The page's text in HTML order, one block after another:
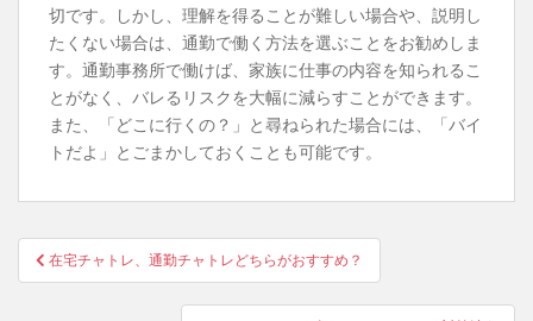
切です。しかし、理解を得ることが難しい場合や、説明し
たくない場合は、通勤で働く方法を選ぶことをお勧めしま
す。通勤事務所で働けば、家族に仕事の内容を知られるこ
とがなく、バレるリスクを大幅に減らすことができます。
また、「どこに行くの？」と尋ねられた場合には、「バイ
トだよ」とごまかしておくことも可能です。
投
稿
在宅チャトレ、通勤チャトレどちらがおすすめ？